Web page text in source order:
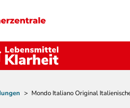
> Mondo Italiano Original